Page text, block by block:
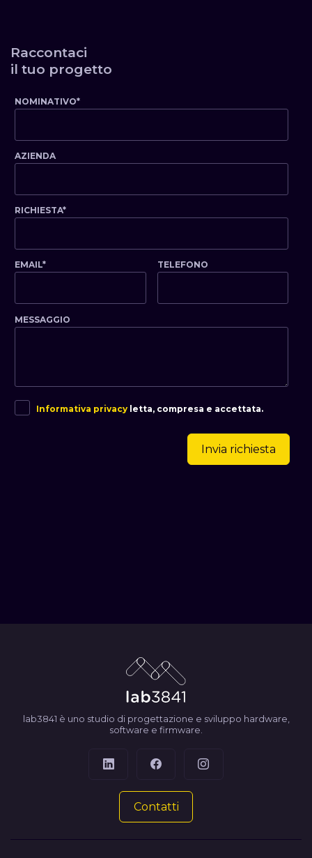
Raccontaci
il tuo progetto
NOMINATIVO*
AZIENDA
RICHIESTA*
EMAIL* TELEFONO
MESSAGGIO
Informativa privacy letta, compresa e accettata.
lab3841 è uno studio di progettazione e sviluppo hardware,
software e firmware.
Contatti